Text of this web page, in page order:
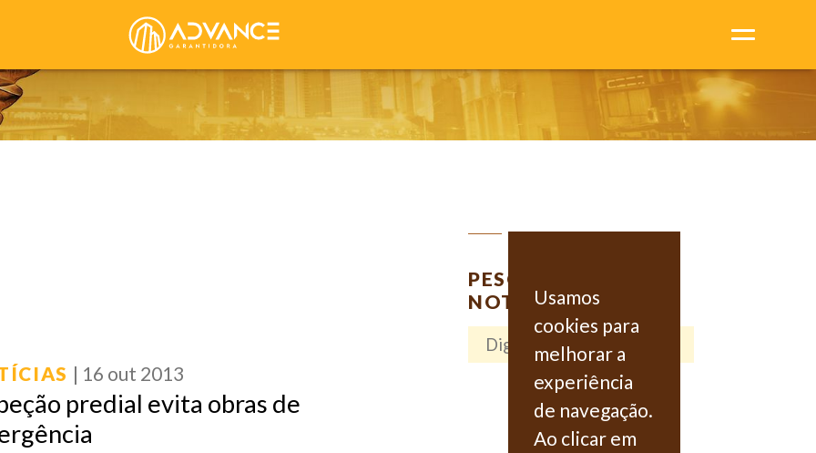
Usamos
cookies para
melhorar a
experiência
de navegação.
Ao clicar em
| 16 out 2013
predial evita obras de
PESQUISAR
NOTÍCIAS